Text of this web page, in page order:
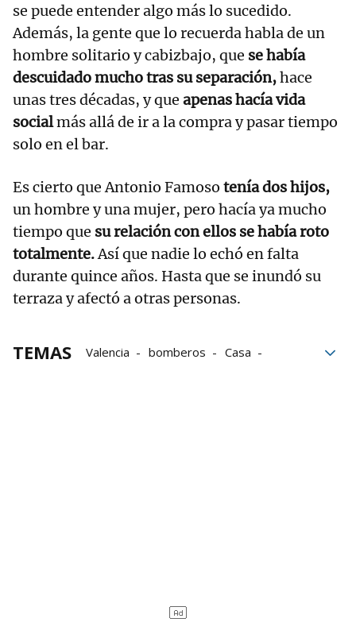
se puede entender algo más lo sucedido.
Además, la gente que lo recuerda habla de un
hombre solitario y cabizbajo, que se había
descuidado mucho tras su separación,hace
unas tres décadas, y que apenas hacía vida
socialmás allá de ir a la compra y pasar tiempo
solo en el bar.
Es cierto que Antonio Famoso tenía dos hijos,
un hombre y una mujer, pero hacía ya mucho
tiempo que su relación con ellos se había roto
totalmente.Así que nadie lo echó en falta
durante quince años. Hasta que se inundó su
terraza y afectó a otras personas.
TEMAS Valencia bomberos
Casa